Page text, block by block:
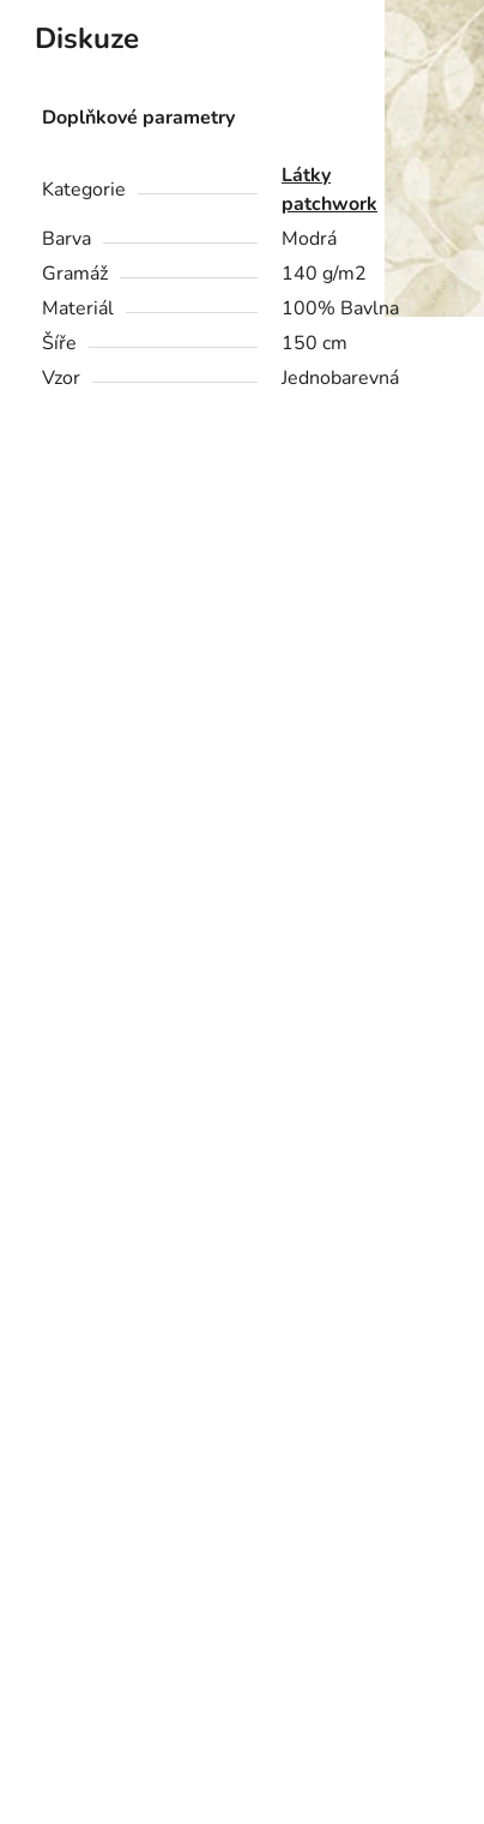
Diskuze
Doplňkové parametry
Kategorie
Látky
patchwork
Barva
Modrá
Gramáž
140 g/m2
Materiál
100% Bavlna
Šíře
150 cm
Vzor
Jednobarevná